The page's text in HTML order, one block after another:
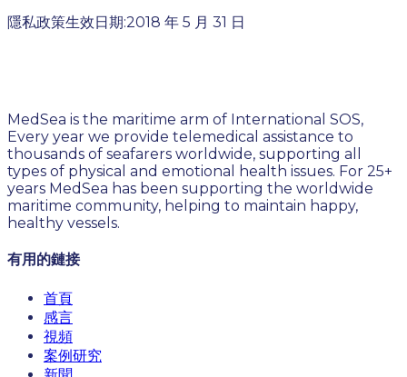
隱私政策生效日期:2018 年 5 月 31 日
MedSea is the maritime arm of International SOS,
Every year we provide telemedical assistance to
thousands of seafarers worldwide, supporting all
types of physical and emotional health issues. For 25+
years MedSea has been supporting the worldwide
maritime community, helping to maintain happy,
healthy vessels.
有用的鏈接
首頁
感言
視頻
案例研究